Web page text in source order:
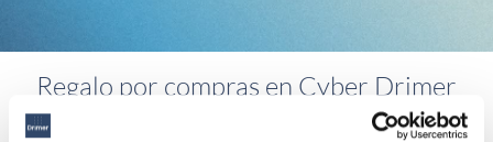
Regalo por compras en Cyber Drimer